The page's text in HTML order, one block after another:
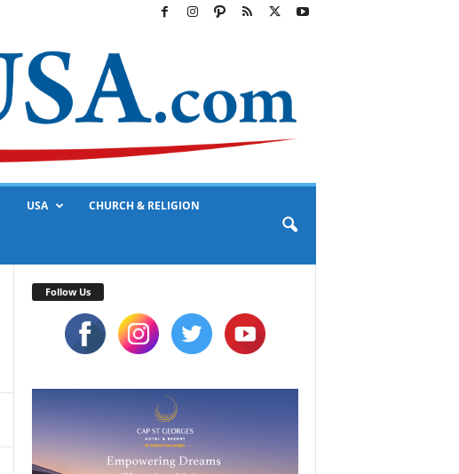
USA CHURCH & RELIGION
Follow Us